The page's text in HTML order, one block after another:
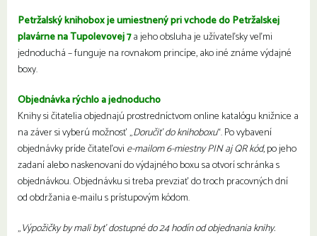
Petržalský knihobox je umiestnený pri vchode do Petržalskej
plavárne na Tupolevovej 7a jeho obsluha je užívateľsky veľmi
jednoduchá – funguje na rovnakom princípe, ako iné známe výdajné
boxy.
Objednávka rýchlo a jednoducho
Knihy si čitatelia objednajú prostredníctvom online katalógu knižnice a
na záver si vyberú možnosť „Doručiť do knihoboxu“. Po vybavení
objednávky príde čitateľovi e-mailom 6-miestny PIN aj QR kód, po jeho
zadaní alebo naskenovaní do výdajného boxu sa otvorí schránka s
objednávkou. Objednávku si treba prevziať do troch pracovných dní
od obdržania e-mailu s prístupovým kódom.
„Výpožičky by mali byť dostupné do 24 hodín od objednania knihy.